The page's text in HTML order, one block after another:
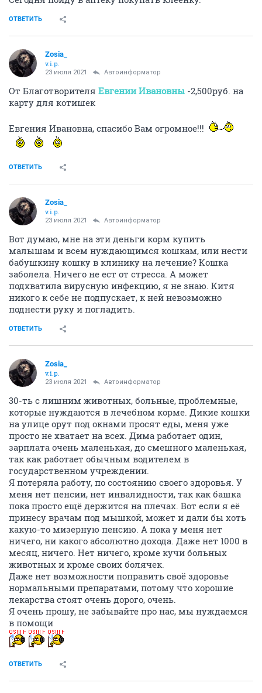
ОТВЕТИТЬ
Zosia_
v.i.p.
23 июля 2021 Автоинформатор
От Благотворителя Евгении Ивановны -2,500руб. на
карту для котишек
Евгения Ивановна, спасибо Вам огромное!!!
ОТВЕТИТЬ
Zosia_
v.i.p.
23 июля 2021 Автоинформатор
Вот думаю, мне на эти деньги корм купить
малышам и всем нуждающимся кошкам, или нести
бабушкину кошку в клинику на лечение? Кошка
заболела. Ничего не ест от стресса. А может
подхватила вирусную инфекцию, я не знаю. Китя
никого к себе не подпускает, к ней невозможно
поднести руку и погладить.
ОТВЕТИТЬ
Zosia_
v.i.p.
23 июля 2021 Автоинформатор
30-ть с лишним животных, больные, проблемные,
которые нуждаются в лечебном корме. Дикие кошки
на улице орут под окнами просят еды, меня уже
просто не хватает на всех. Дима работает один,
зарплата очень маленькая, до смешного маленькая,
так как работает обычным водителем в
государственном учреждении.
Я потеряла работу, по состоянию своего здоровья. У
меня нет пенсии, нет инвалидности, так как башка
пока просто ещё держится на плечах. Вот если я её
принесу врачам под мышкой, может и дали бы хоть
какую-то мизерную пенсию. А пока у меня нет
ничего, ни какого абсолютно дохода. Даже нет 1000 в
месяц, ничего. Нет ничего, кроме кучи больных
животных и кроме своих болячек.
Даже нет возможности поправить своё здоровье
нормальными препаратами, потому что хорошие
лекарства стоят очень дорого, очень.
Я очень прошу, не забывайте про нас, мы нуждаемся
в помощи
ОТВЕТИТЬ